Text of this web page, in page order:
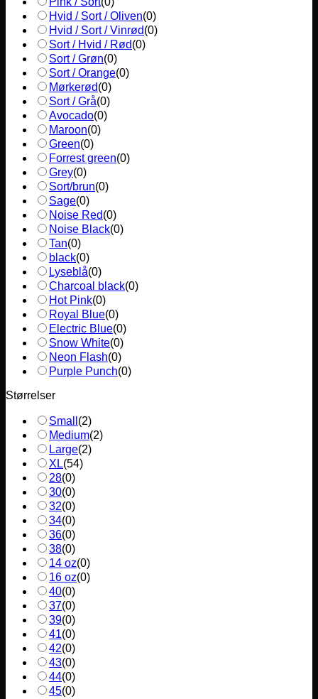
Hvid / Sort / Oliven(0)
Hvid / Sort / Vinrød(0)
Sort / Hvid / Rød(0)
Sort / Grøn(0)
Sort / Orange(0)
Mørkerød(0)
Sort / Grå(0)
Avocado(0)
Maroon(0)
Green(0)
Forrest green(0)
Grey(0)
Sort/brun(0)
Sage(0)
Noise Red(0)
Noise Black(0)
Tan(0)
black(0)
Lyseblå(0)
Charcoal black(0)
Hot Pink(0)
Royal Blue(0)
Electric Blue(0)
Snow White(0)
Neon Flash(0)
Purple Punch(0)
Størrelser
Small (2)
Medium(2)
Large(2)
XL(54)
28(0)
30(0)
32(0)
34(0)
36(0)
38(0)
14 oz(0)
16 oz(0)
40(0)
37(0)
39(0)
41(0)
42(0)
43(0)
44(0)
45(0)